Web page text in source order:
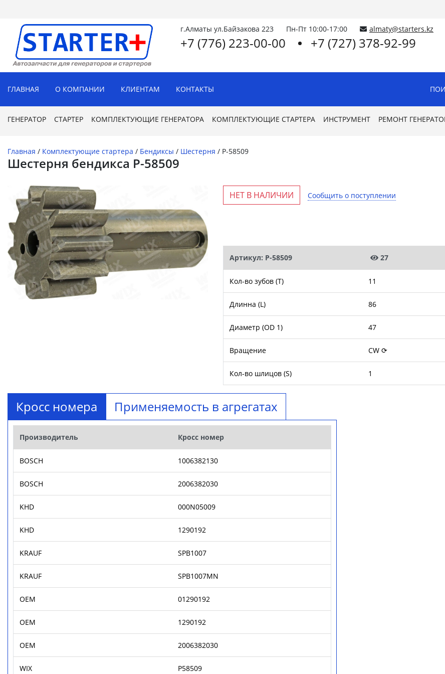
г.Алматы ул.Байзакова 223 Пн-Пт 10:00-17:00 almaty@starters.kz
+7 (776) 223-00-00 +7 (727) 378-92-99
ГЛАВНАЯ О КОМПАНИИ КЛИЕНТАМ КОНТАКТЫ
ГЕНЕРАТОР СТАРТЕР КОМПЛЕКТУЮЩИЕ ГЕНЕРАТОРА КОМПЛЕКТУЮЩИЕ СТАРТЕРА ИНСТРУМЕНТ РЕМОНТ
Главная / Комплектующие стартера / Бендиксы / Шестерня / P-58509
Шестерня бендикса P-58509
НЕТ В НАЛИЧИИ Сообщить о поступлении
Артикул: P-58509 27
Кол-во зубов (T) 11
Длинна (L) 86
Диаметр (OD 1) 47
Вращение CW ⟳
Кол-во шлицов (S) 1
Кросс номера Применяемость в агрегатах
Производитель Кросс номер
BOSCH 1006382130
BOSCH 2006382030
KHD 000N05009
KHD 1290192
KRAUF SPB1007
KRAUF SPB1007MN
OEM 01290192
OEM 1290192
OEM 2006382030
WIX P58509